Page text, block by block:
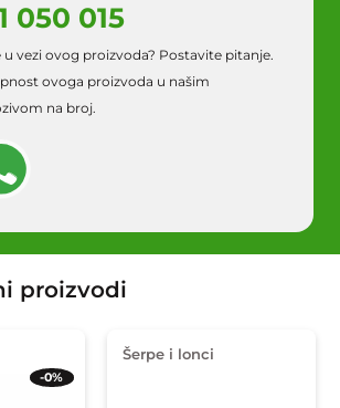
050 015
vezi ovog proizvoda? Postavite pitanje.
ovoga proizvoda u našim
na broj.
proizvodi
-0%
Šerpe i lonci